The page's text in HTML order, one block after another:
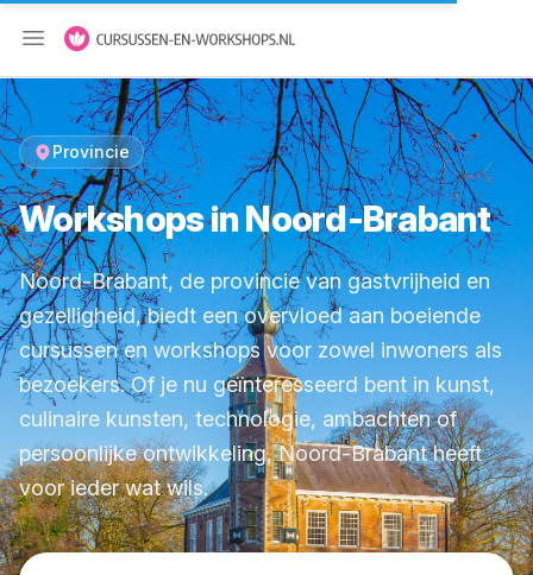
Menu openen
Provincie
Workshops in Noord-Brabant
Noord-Brabant, de provincie van gastvrijheid en
gezelligheid, biedt een overvloed aan boeiende
cursussen en workshops voor zowel inwoners als
bezoekers. Of je nu geïnteresseerd bent in kunst,
culinaire kunsten, technologie, ambachten of
persoonlijke ontwikkeling, Noord-Brabant heeft
voor ieder wat wils.